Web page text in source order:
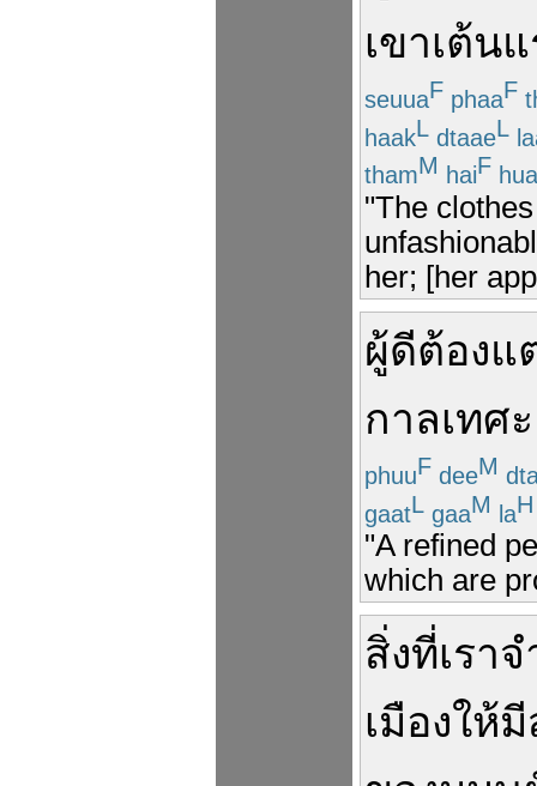
เขาเต้น
seuuaF phaaF
haakL dtaaeL
thamM haiF
"The
her; [her
ผู้ดีต้องแ
กาลเทศะ
phuuF deeM
gaatL gaaM laH
"A refined
which are
สิ่งที่เราจ
เมืองให้มี